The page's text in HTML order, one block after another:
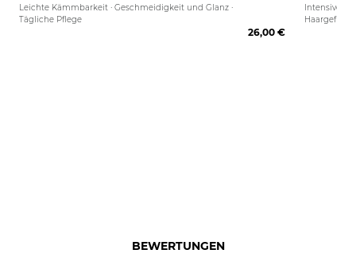
Leichte Kämmbarkeit · Geschmeidigkeit und Glanz ·
Tägliche Pflege
26,00 €
Intensive
Haargefühl
BEWERTUNGEN